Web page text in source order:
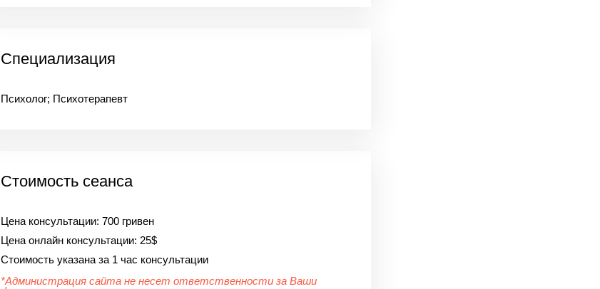
Специализация
Психолог; Психотерапевт
Стоимость сеанса
Цена консультации: 700 гривен
Цена онлайн консультации: 25$
Стоимость указана за 1 час консультации
*Администрация сайта не несет ответственности за Ваши